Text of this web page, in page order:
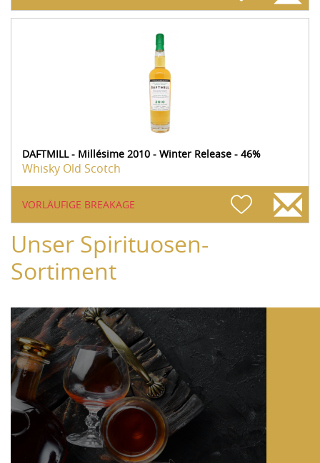
DAFTMILL - Millésime 2010 - Winter Release - 46%
Whisky Old Scotch
VORLÄUFIGE BREAKAGE
Unser Spirituosen-
Sortiment